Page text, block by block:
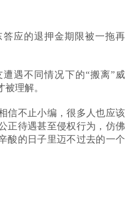
应的退押金期限被一拖再
遇不同情况下的“搬离”威
理解。
信不止小编，很多人也应该
正待遇甚至侵权行为，仿佛
酸的日子里迈不过去的一个